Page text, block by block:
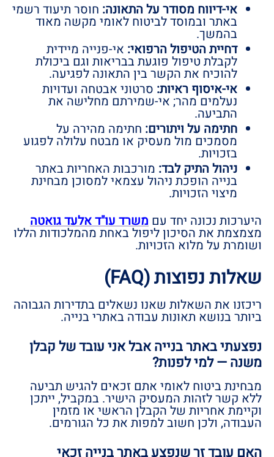
אי-דיווח מסודר על התאונה: חוסר תיעוד רשמי
באתר ובמוסד לביטוח לאומי מקשה מאוד
בהמשך.
דחיית הטיפול הרפואי: אי-פנייה מיידית
לקבלת טיפול פוגעת בבריאות וגם ביכולת
להוכיח את הקשר בין התאונה לפגיעה.
אי-איסוף ראיות: סרטוני אבטחה ועדויות
נעלמים מהר; אי-שמירתם מחלישה את
התביעה.
חתימה על ויתורים: חתימה מהירה על
מסמכים מול מעסיק או מבטח עלולה לפגוע
בזכויות.
ניהול התיק לבד: מורכבות האחריות באתר
בנייה הופכת ניהול עצמאי למסוכן מבחינת
מיצוי הזכויות.
היערכות נכונה יחד עם משרד עו"ד אלעד גואטה
מצמצמת את הסיכון ליפול באחת מהמלכודות הללו
ושומרת על מלוא הזכויות.
שאלות נפוצות (FAQ)
ריכזנו את השאלות שאנו נשאלים בתדירות הגבוהה
ביותר בנושא תאונות עבודה באתרי בנייה.
נפצעתי באתר בנייה אבל אני עובד של קבלן
משנה — למי לפנות?
מבחינת ביטוח לאומי אתם זכאים להגיש תביעה
ללא קשר לזהות המעסיק הישיר. במקביל, ייתכן
וקיימת אחריות של הקבלן הראשי או מזמין
העבודה, ולכן חשוב למפות את כל הגורמים.
האם עובד זר שנפצע באתר בנייה זכאי